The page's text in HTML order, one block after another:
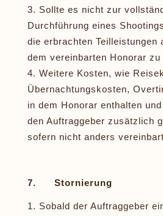
Sollte es nicht zur
Durchführung eines
die erbrachten Teilleistungen
dem vereinbarten Honorar zu
Weitere Kosten, wie
Übernachtungskosten,
in dem Honorar enthalten
den Auftraggeber zusätzlich
sofern nicht anders
7. Stornierung
Sobald der Auftraggeber